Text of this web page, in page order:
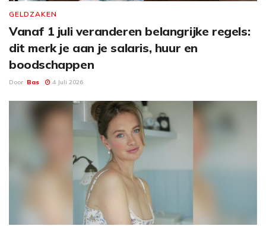
GELDZAKEN
Vanaf 1 juli veranderen belangrijke regels:
dit merk je aan je salaris, huur en
boodschappen
Door Bas 4 Juli 2026